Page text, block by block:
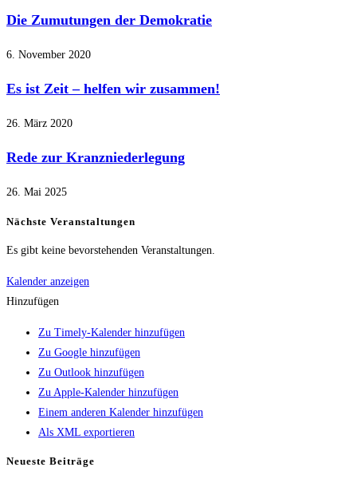
Die Zumutungen der Demokratie
6. November 2020
Es ist Zeit – helfen wir zusammen!
26. März 2020
Rede zur Kranzniederlegung
26. Mai 2025
Nächste Veranstaltungen
Es gibt keine bevorstehenden Veranstaltungen.
Kalender anzeigen
Hinzufügen
Zu Timely-Kalender hinzufügen
Zu Google hinzufügen
Zu Outlook hinzufügen
Zu Apple-Kalender hinzufügen
Einem anderen Kalender hinzufügen
Als XML exportieren
Neueste Beiträge